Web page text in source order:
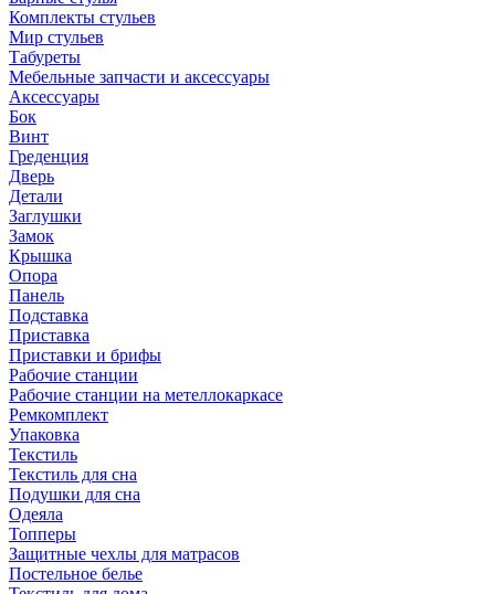
Комплекты стульев
Мир стульев
Табуреты
Мебельные запчасти и аксессуары
Аксессуары
Бок
Винт
Греденция
Дверь
Детали
Заглушки
Замок
Крышка
Опора
Панель
Подставка
Приставка
Приставки и брифы
Рабочие станции
Рабочие станции на метеллокаркасе
Ремкомплект
Упаковка
Текстиль
Текстиль для сна
Подушки для сна
Одеяла
Топперы
Защитные чехлы для матрасов
Постельное белье